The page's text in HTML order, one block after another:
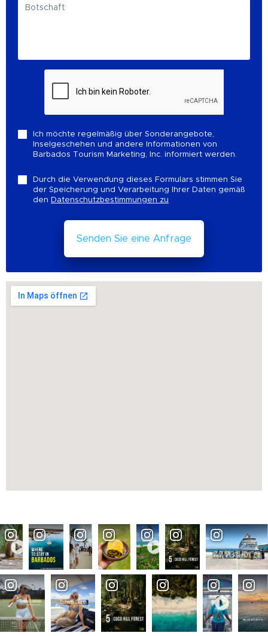
Ich möchte regelmäßig über Sonderangebote,
Inselgeschehen und andere Informationen von
Barbados Tourism Marketing, Inc. informiert werden.
Durch die Verwendung dieses Formulars stimmen Sie
der Speicherung und Verarbeitung Ihrer Daten gemäß
den Datenschutzbestimmungen zu